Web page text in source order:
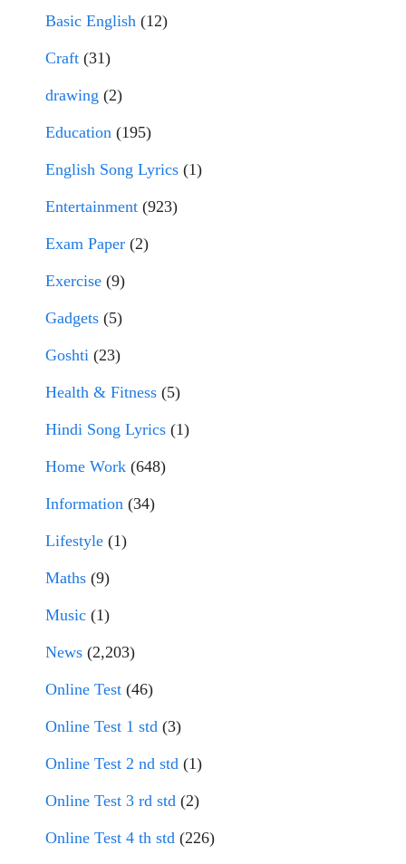
Basic English (12)
Craft (31)
drawing (2)
Education (195)
English Song Lyrics (1)
Entertainment (923)
Exam Paper (2)
Exercise (9)
Gadgets (5)
Goshti (23)
Health & Fitness (5)
Hindi Song Lyrics (1)
Home Work (648)
Information (34)
Lifestyle (1)
Maths (9)
Music (1)
News (2,203)
Online Test (46)
Online Test 1 std (3)
Online Test 2 nd std (1)
Online Test 3 rd std (2)
Online Test 4 th std (226)